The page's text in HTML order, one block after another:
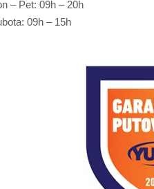
– Pet: 09h – 20h
09h – 15h